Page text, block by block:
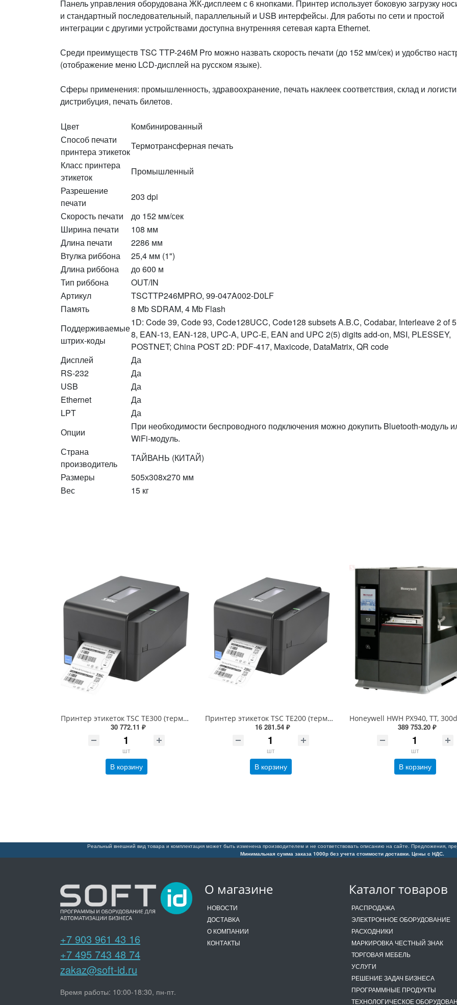
Панель управления оборудована ЖК-дисплеем с 6 кнопками. Принтер использует боковую загрузку
и стандартный последовательный, параллельный и USB интерфейсы. Для работы по сети и простой
интеграции с другими устройствами доступна внутренняя сетевая карта Ethernet.
Среди преимуществ TSC TTP-246M Pro можно назвать скорость печати (до 152 мм/сек) и удобство
(отображение меню LCD-дисплей на русском языке).
Сферы применения: промышленность, здравоохранение, печать наклеек соответствия, склад и
дистрибуция, печать билетов.
Цвет
Комбинированный
Способ печати
принтера этикеток
Термотрансферная печать
Класс принтера
этикеток
Промышленный
Разрешение
печати
203 dpi
Скорость печати
до 152 мм/сек
Ширина печати
108 мм
Длина печати
2286 мм
Втулка риббона
25,4 мм (1")
Длина риббона
до 600 м
Тип риббона
OUT/IN
Артикул
TSCTTP246MPRO, 99-047A002-D0LF
Память
8 Mb SDRAM, 4 Mb Flash
Поддерживаемые
штрих-коды
1D: Code 39, Code 93, Code128UCC, Code128 subsets A.B.C, Codabar, Interleave 2 of
8, EAN-13, EAN-128, UPC-A, UPC-E, EAN and UPC 2(5) digits add-on, MSI, PLESSEY,
POSTNET; China POST 2D: PDF-417, Maxicode, DataMatrix, QR code
Дисплей
Да
RS-232
Да
USB
Да
Ethernet
Да
LPT
Да
Опции
При необходимости беспроводного подключения можно докупить Bluetooth-модуль
WiFi-модуль.
Страна
производитель
ТАЙВАНЬ (КИТАЙ)
Размеры
505х308х270 мм
Вес
15 кг
Принтер этикеток TSC TE300 (термотрансферный, печать 300dpi, USB) 99-065A701-00LF00
30 772.11 ₽
шт
В корзину
Принтер этикеток TSC TE200 (термотрансферный, 203dpi, 99-065A101-R0LF05, 99-065A101-R0LF00)
16 281.54 ₽
шт
В корзину
389 753.20 ₽
шт
В корзину
Реальный внешний вид товара и комплектация может быть изменена производителем и не соответствовать описанию на сайте. Предложения,
Минимальная сумма заказа 1000р без учета стоимости доставки. Цены с НДС.
О магазине
НОВОСТИ
ДОСТАВКА
О КОМПАНИИ
КОНТАКТЫ
Каталог товаров
РАСПРОДАЖА
ЭЛЕКТРОННОЕ ОБОРУДОВАНИЕ
РАСХОДНИКИ
МАРКИРОВКА ЧЕСТНЫЙ ЗНАК
ТОРГОВАЯ МЕБЕЛЬ
УСЛУГИ
РЕШЕНИЕ ЗАДАЧ БИЗНЕСА
ПРОГРАММНЫЕ ПРОДУКТЫ
ТЕХНОЛОГИЧЕСКОЕ
+7 903 961 43 16
+7 495 743 48 74
zakaz@soft-id.ru
Время работы: 10:00-18:30, пн-пт.